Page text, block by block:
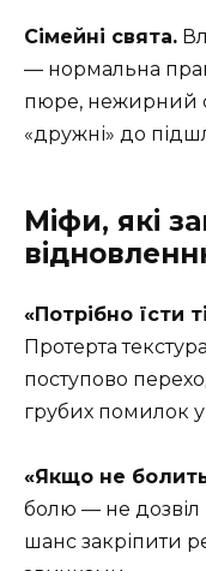
Сімейні свята.
— нормальна
пюре, нежирний
«дружні» до
Міфи, які
«Потрібно їсти
Протерта
поступово
грубих помилок у
«Якщо не
болю — не дозвіл
шанс закріпити